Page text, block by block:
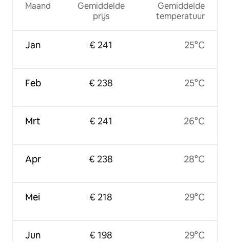
Maand
Jan
Feb
Mrt
Apr
Mei
Jun
Gemiddelde
prijs
€ 241
€ 238
€ 241
€ 238
€ 218
€ 198
Gemiddelde
temperatuur
25°C
25°C
26°C
28°C
29°C
29°C